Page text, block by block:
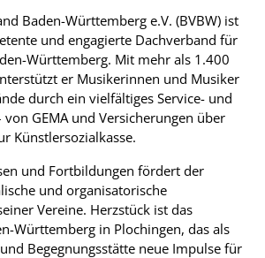
Baden-Württemberg e.V. (BVBW) ist
und engagierte Dachverband für
Württemberg. Mit mehr als 1.400
er Musikerinnen und Musiker
durch ein vielfältiges Service- und
GEMA und Versicherungen über
Künstlersozialkasse.
und Fortbildungen fördert der
und organisatorische
Vereine. Herzstück ist das
Württemberg in Plochingen, das als
Begegnungsstätte neue Impulse für